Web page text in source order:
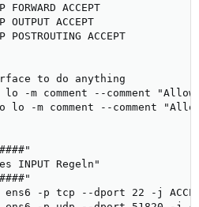
ACCEPT
ACCEPT
ACCEPT
to do anything
i lo -m comment --comment
-o lo -m comment --comment
INPUT Regeln"
i ens6 -p tcp --dport 22 -j